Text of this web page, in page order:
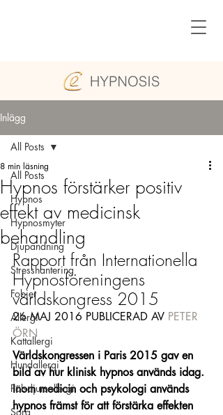
Inlägg
All Posts
Hypnos
Hypnosmyter
Djupandning
Stresshantering
Fobier
Allergi
Kattallergi
Hundallergi
Pälsdjursallergi
Sorg
All Posts
Hypnos förstärker positiv
effekt av medicinsk
behandling
8 min läsning
Rapport från Internationella
Hypnosföreningens
världskongress 2015
26 MAJ 2016 PUBLICERAD AV PETER
ÖRN
Världskongressen i Paris 2015 gav en
bild av hur klinisk hypnos används idag.
Inom medicin och psykologi används
hypnos främst för att förstärka effekten